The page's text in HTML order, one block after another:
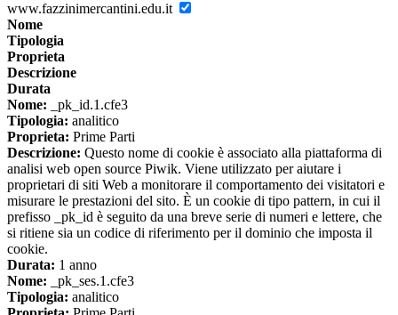
www.fazzinimercantini.edu.it
Nome
Tipologia
Proprieta
Descrizione
Durata
Nome: _pk_id.1.cfe3
Tipologia: analitico
Proprieta: Prime Parti
Descrizione: Questo nome di cookie è associato alla piattaforma di
analisi web open source Piwik. Viene utilizzato per aiutare i
proprietari di siti Web a monitorare il comportamento dei visitatori e
misurare le prestazioni del sito. È un cookie di tipo pattern, in cui il
prefisso _pk_id è seguito da una breve serie di numeri e lettere, che
si ritiene sia un codice di riferimento per il dominio che imposta il
cookie.
Durata: 1 anno
Nome: _pk_ses.1.cfe3
Tipologia: analitico